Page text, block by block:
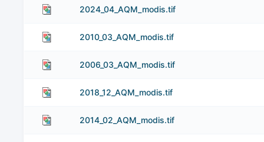
2024_04_AQM_modis.tif
2010_03_AQM_modis.tif
2006_03_AQM_modis.tif
2018_12_AQM_modis.tif
2014_02_AQM_modis.tif